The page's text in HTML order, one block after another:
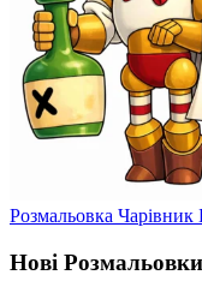
Розмальовка Чарівник
Нові Розмальовки